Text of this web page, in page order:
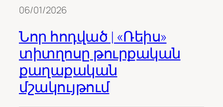
06/01/2026
Նոր հոդված | «Ռեիս»
տիտղոսը թուրքական
քաղաքական
մշակույթում